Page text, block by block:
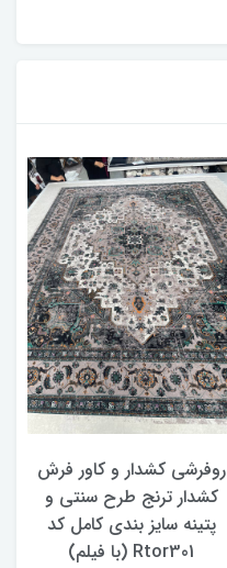
روفرشی کشدار و کاور فرش
کشدار ترنج طرح سنتی و
پتینه سایز بندی کامل کد
Rtor301 (با فیلم)